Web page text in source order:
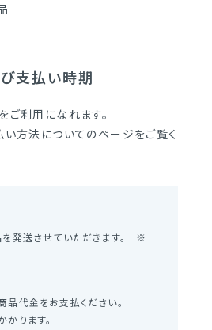
支払い時期
利用になれます。
方法についてのページをご覧く
を発送させていただきます。 ※
代金をお支払ください。
ります。